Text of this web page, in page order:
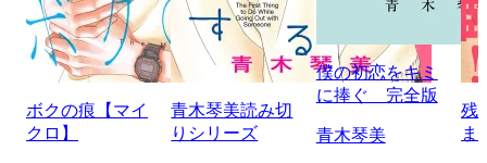
ボクの痕【マイ
クロ】
青木琴美読み切
りシリーズ
僕の初恋をキミ
に捧ぐ 完全版
青木琴美
残
ま